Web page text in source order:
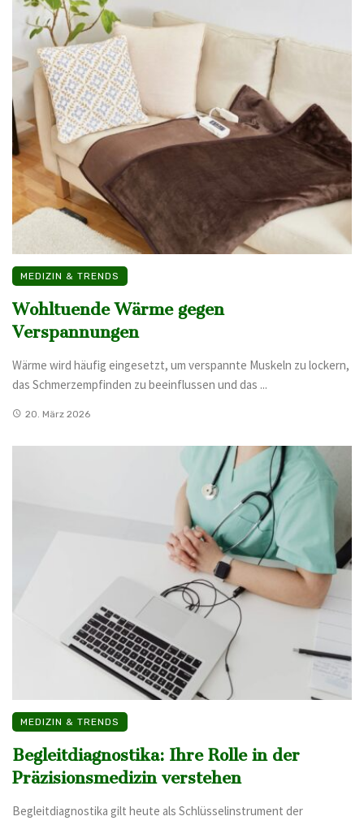
MEDIZIN & TRENDS
Wohltuende Wärme gegen
Verspannungen
Wärme wird häufig eingesetzt, um verspannte Muskeln zu lockern,
das Schmerzempfinden zu beeinflussen und das ...
20. März 2026
MEDIZIN & TRENDS
Begleitdiagnostika: Ihre Rolle in der
Präzisionsmedizin verstehen
Begleitdiagnostika gilt heute als Schlüsselinstrument der